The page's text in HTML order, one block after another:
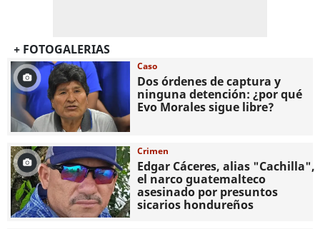
+ FOTOGALERIAS
Caso
Dos órdenes de captura y
ninguna detención: ¿por qué
Evo Morales sigue libre?
Crimen
Edgar Cáceres, alias "Cachilla",
el narco guatemalteco
asesinado por presuntos
sicarios hondureños